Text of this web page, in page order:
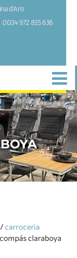
d'Aro
0034 972 835 636
/carroceria
claraboya